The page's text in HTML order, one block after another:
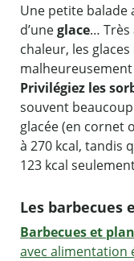
Une petite balade
d’uneglace… Très
chaleur, les
Privilégiez les
souvent beaucoup
glacée (en cornet
à 270 kcal, tandis
123 kcal
Les barbecues
Barbecues et
avec alimentation